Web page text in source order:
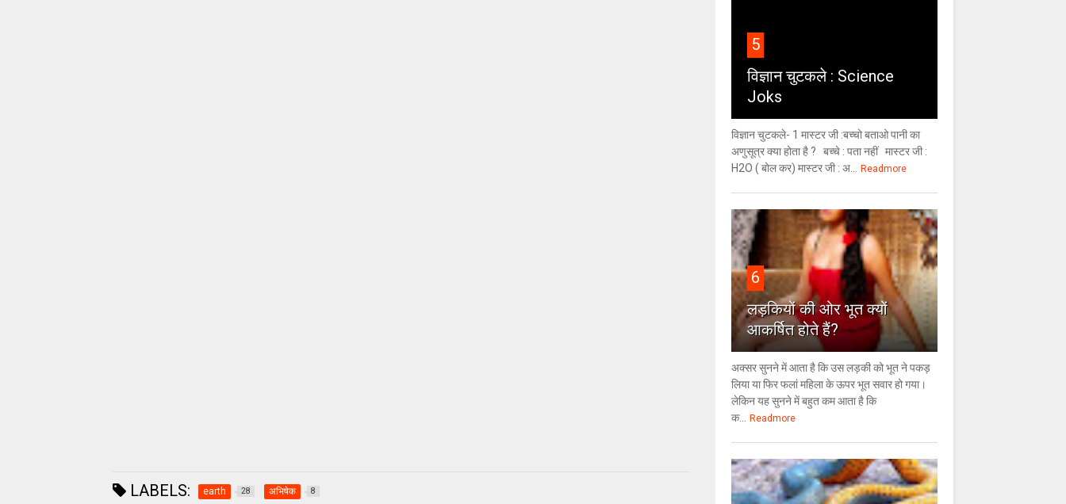
LABELS: earth 28 अभिषेक 8
5
विज्ञान चुटकले : Science
Joks
विज्ञान चुटकले- 1 मास्टर जी :बच्चो बताओ पानी का
अणुसूत्र क्या होता है ? बच्चे : पता नहीं मास्टर जी :
H2O ( बोल कर) मास्टर जी : अ...
Readmore
6
लड़कियों की ओर भूत क्‍यों
आकर्षित होते हैं?
अक्सर सुनने में आता है कि उस लड़की को भूत ने पकड़
लिया या फिर फलां महिला के ऊपर भूत सवार हो गया।
लेकिन यह सुनने में बहुत कम आता है कि
क...
Readmore